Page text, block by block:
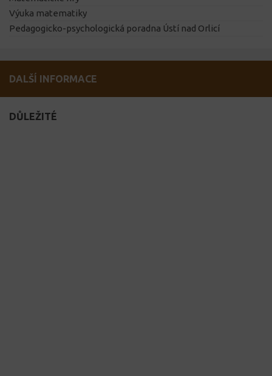
Výuka matematiky
Pedagogicko-psychologická poradna Ústí nad Orlicí
DALŠÍ INFORMACE
DŮLEŽITÉ